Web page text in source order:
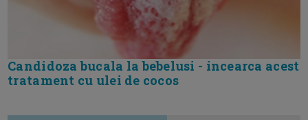
Candidoza bucala la bebelusi - incearca acest
tratament cu ulei de cocos